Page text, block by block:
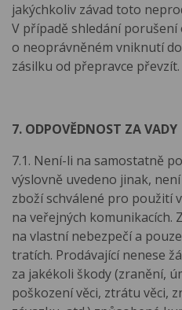
jakýchkoliv závad toto
V případě shledání porušení
o neoprávněném vniknutí
zásilku od přepravce převzít.
7. ODPOVĚDNOST ZA VADY
7.1. Není-li na samostatně
výslovně uvedeno jinak,
zboží schválené pro použití
na veřejných komunikacích.
na vlastní nebezpečí a
tratích. Prodávající nenese
za jakékoli škody (zranění,
poškození věci, ztrátu věci,